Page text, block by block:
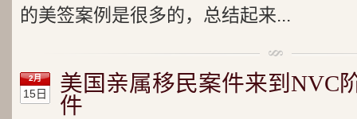
的美签案例是很多的，总结起来...
2月
15日
美国亲属移民案件来到NVC
件